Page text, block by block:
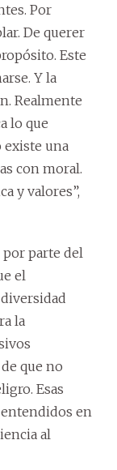
Por
De querer
Este
Y la
Realmente
lo que
existe una
con moral.
y valores”,
parte del
el
la
que no
Esas
en
al